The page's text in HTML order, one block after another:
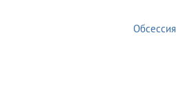
Обсессия